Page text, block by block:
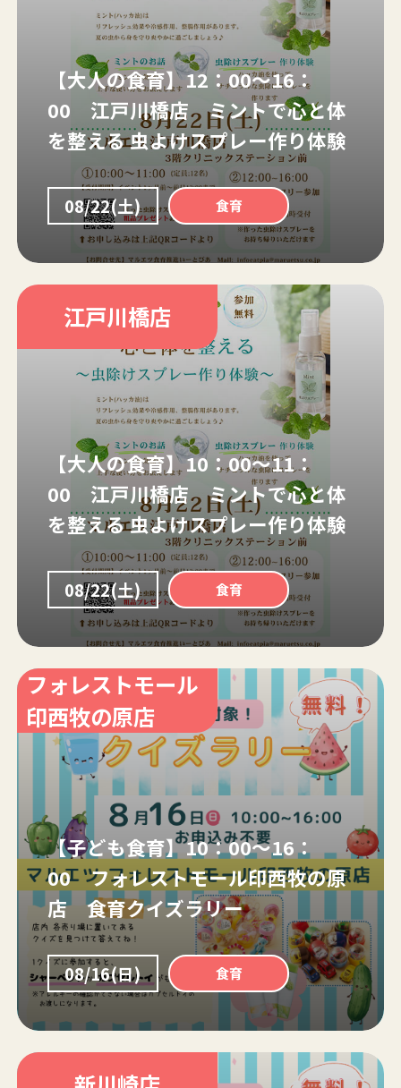
【大人の食育】12：00～16：
00 江戸川橋店 ミントで心と体
を整える 虫よけスプレー作り体験
08/22(土) 食育
【大人の食育】10：00～11：
00 江戸川橋店 ミントで心と体
を整える 虫よけスプレー作り体験
08/22(土) 食育
江戸川橋店
【子ども食育】10：00～16：
00 フォレストモール印西牧の原
店 食育クイズラリー
08/16(日) 食育
フォレストモール
印西牧の原店